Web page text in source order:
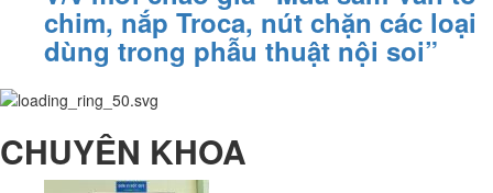
chim, nắp Troca, nút chặn các loại
dùng trong phẫu thuật nội soi”
CHUYÊN KHOA